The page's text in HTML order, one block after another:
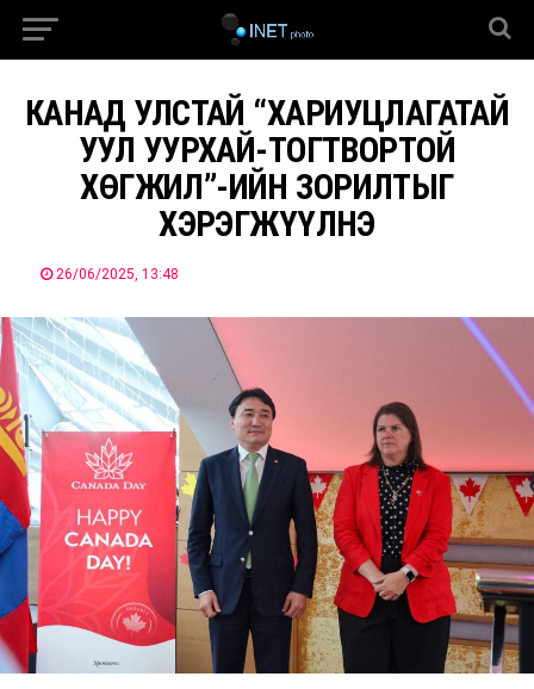
КАНАД УЛСТАЙ “ХАРИУЦЛАГАТАЙ
УУЛ УУРХАЙ-ТОГТВОРТОЙ
ХӨГЖИЛ”-ИЙН ЗОРИЛТЫГ
ХЭРЭГЖҮҮЛНЭ
26/06/2025, 13:48